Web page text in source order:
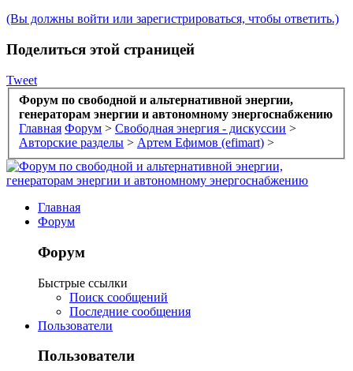
(Вы должны войти или зарегистрироваться, чтобы ответить.)
Поделиться этой страницей
Tweet
Форум по свободной и альтернативной энергии,
генераторам энергии и автономному энергоснабжению
Главная Форум > Свободная энергия - дискуссии >
Авторские разделы > Артем Ефимов (efimart) >
Главная
Форум
Форум
Быстрые ссылки
Поиск сообщений
Последние сообщения
Пользователи
Пользователи